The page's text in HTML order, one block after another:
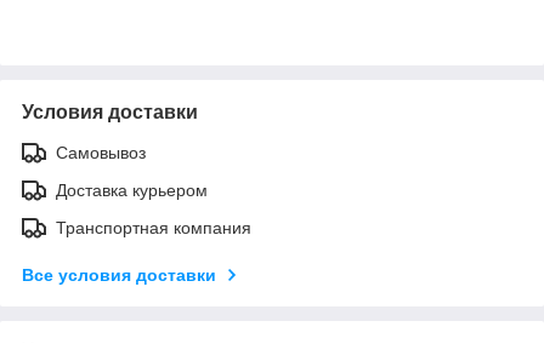
Условия доставки
Самовывоз
Доставка курьером
Транспортная компания
Все условия доставки